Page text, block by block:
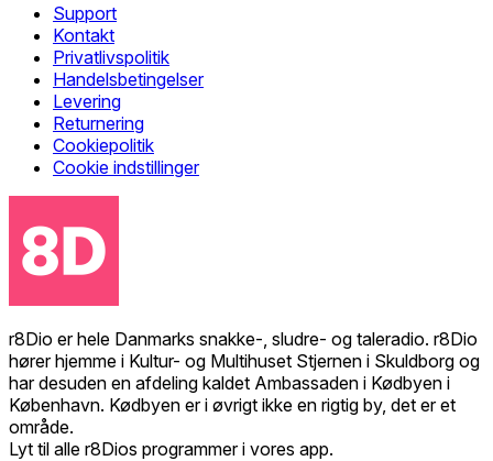
Support
Kontakt
Privatlivspolitik
Handelsbetingelser
Levering
Returnering
Cookiepolitik
Cookie indstillinger
r8Dio er hele Danmarks snakke-, sludre- og taleradio. r8Dio
hører hjemme i Kultur- og Multihuset Stjernen i Skuldborg og
har desuden en afdeling kaldet Ambassaden i Kødbyen i
København. Kødbyen er i øvrigt ikke en rigtig by, det er et
område.
Lyt til alle r8Dios programmer i vores app.